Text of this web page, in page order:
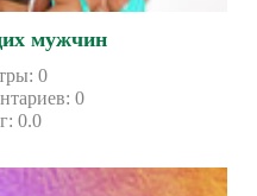
мужчин
: 0
: 0
: 0.0